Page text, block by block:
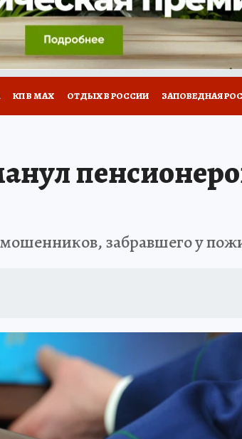
КП В МАХ ОТДЫХ В РОССИИ ЗАПОВЕДНАЯ
мошенников, забравшего у